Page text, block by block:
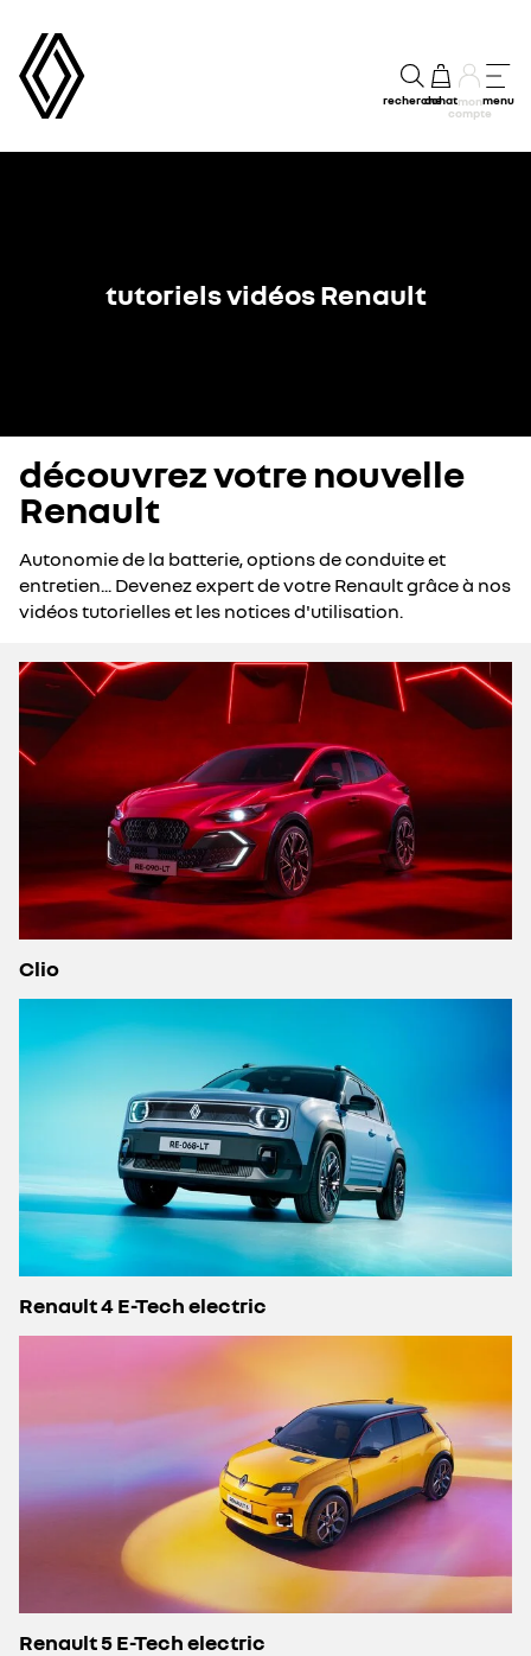
rechercheachatmon
compte
menu
tutoriels vidéos Renault
découvrez votre nouvelle
Renault
Autonomie de la batterie, options de conduite et
entretien... Devenez expert de votre Renault grâce à nos
vidéos tutorielles et les notices d'utilisation.
Clio
Renault 4 E-Tech electric
Renault 5 E-Tech electric